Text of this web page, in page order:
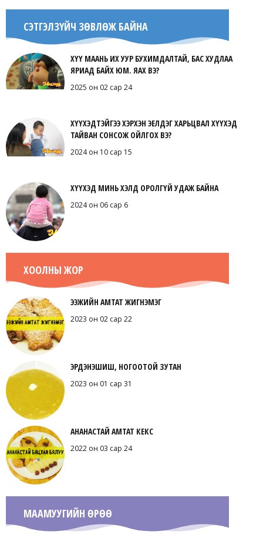
СЭТГЭЛЗҮЙЧ ЗӨВЛӨЖ БАЙНА
ХҮҮ МААНЬ ИХ УУР БУХИМДАЛТАЙ, БАС ХУДЛАА
ЯРИАД БАЙХ ЮМ. ЯАХ ВЭ?
2025 он 02 сар 24
ХҮҮХЭДТЭЙГЭЭ ХЭРХЭН ЭЕЛДЭГ ХАРЬЦВАЛ ХҮҮХЭД
ТАЙВАН СОНСОЖ ОЙЛГОХ ВЭ?
2024 он 10 сар 15
ХҮҮХЭД МИНЬ ХЭЛД ОРОЛГҮЙ УДАЖ БАЙНА
2024 он 06 сар 6
ХООЛНЫ ЖОР
ЭЭЖИЙН АМТАТ ЖИГНЭМЭГ
2023 он 02 сар 22
ЭРДЭНЭШИШ, НОГООТОЙ ЗУТАН
2023 он 01 сар 31
АНАНАСТАЙ АМТАТ КЕКС
2022 он 03 сар 24
МААМУУГИЙН ӨРӨӨ